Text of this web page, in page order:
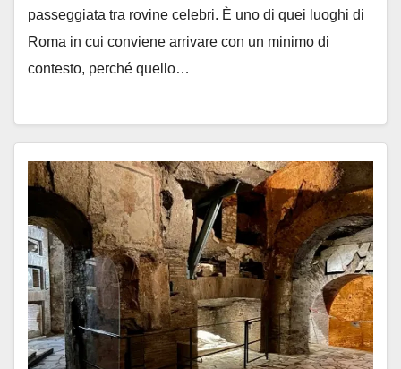
passeggiata tra rovine celebri. È uno di quei luoghi di
Roma in cui conviene arrivare con un minimo di
contesto, perché quello…